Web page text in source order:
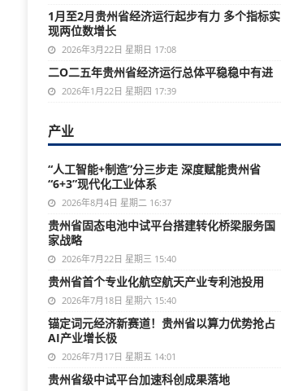
1月至2月贵州省经济运行起步有力 多个指标实
现两位数增长
2026年3月22日 星期日 17:08
二O二五年贵州省经济运行总体平稳稳中有进
2026年1月22日 星期四 17:39
产业
“人工智能+制造”分三步走 深度赋能贵州省
“6+3”现代化工业体系
2026年8月4日 星期二 16:37
贵州省固态电池中试平台搭建转化桥梁服务国
家战略
2026年7月22日 星期三 15:40
贵州省首个专业化航空航天产业专利池投用
2026年7月18日 星期六 15:40
锚定词元经济新赛道！贵州省以算力优势抢占
AI产业增长极
2026年7月17日 星期五 14:01
贵州省级中试平台加速科创成果落地